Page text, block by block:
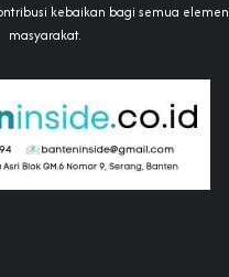
kebaikan bagi semua elemen
masyarakat.